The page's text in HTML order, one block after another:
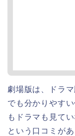
劇場版は、ドラ
でも分かりやす
もドラマも見て
という口コミがあ